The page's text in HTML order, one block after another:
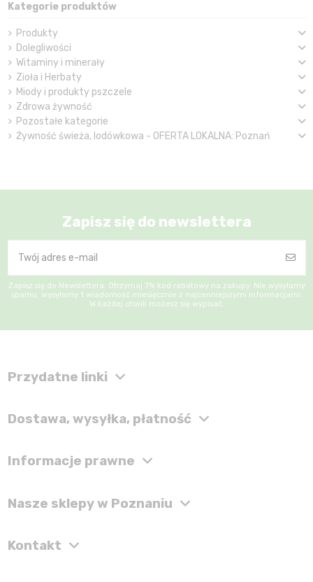
Kategorie produktów
Produkty
Dolegliwości
Witaminy i minerały
Zioła i Herbaty
Miody i produkty pszczele
Zdrowa żywność
Pozostałe kategorie
Żywność świeża, lodówkowa - OFERTA LOKALNA: Poznań
Zapisz się do newslettera
Zapisz się do Newslettera: Otrzymaj 7% kod rabatowy na zakupy. Nie wysyłamy
spamu, wysyłamy 1 wiadomość miesięcznie z najcenniejszymi informacjami.
W każdej chwili możesz się wypisać.
Przydatne linki
Dostawa, wysyłka, płatność
Informacje prawne
Nasze sklepy w Poznaniu
Kontakt